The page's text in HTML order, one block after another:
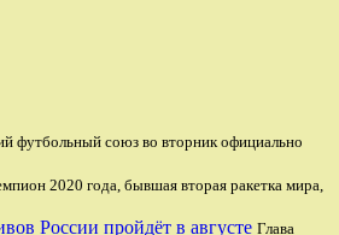
футбольный союз во вторник официально
2020 года, бывшая вторая ракетка мира,
России пройдёт в августе Глава